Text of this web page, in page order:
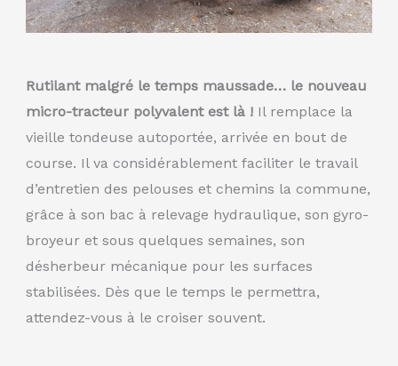
Rutilant malgré le temps maussade… le nouveau
micro-tracteur polyvalent est là !Il remplace la
vieille tondeuse autoportée, arrivée en bout de
course. Il va considérablement faciliter le travail
d’entretien des pelouses et chemins la commune,
grâce à son bac à relevage hydraulique, son gyro-
broyeur et sous quelques semaines, son
désherbeur mécanique pour les surfaces
stabilisées. Dès que le temps le permettra,
attendez-vous à le croiser souvent.